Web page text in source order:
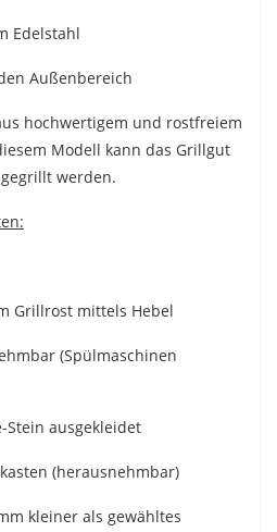
Edelstahl
Außenbereich
hochwertigem und rostfreiem
Modell kann das Grillgut
werden.
Grillrost mittels Hebel
(Spülmaschinen
Stein ausgekleidet
(herausnehmbar)
kleiner als gewähltes